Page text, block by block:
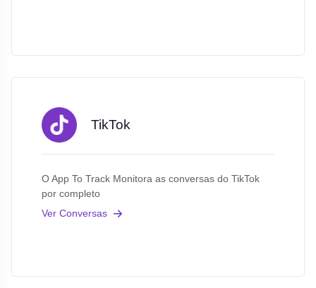
TikTok
O App To Track Monitora as conversas do TikTok
por completo
Ver Conversas